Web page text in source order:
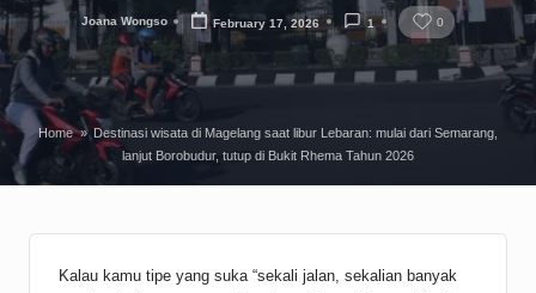
Posted
Joana Wongso February 17, 2026 1 0
Home» Destinasi wisata di Magelang saat libur Lebaran: mulai dari Semarang,
lanjut Borobudur, tutup di Bukit Rhema Tahun 2026
Kalau kamu tipe yang suka “sekali jalan, sekalian banyak